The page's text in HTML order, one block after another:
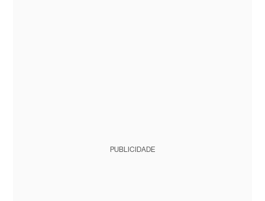
PUBLICIDADE